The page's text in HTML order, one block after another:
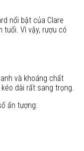
nổi bật của Clare
tuổi. Vì vậy, rượu có
và khoáng chất
dài rất sang trọng.
ấn tượng: